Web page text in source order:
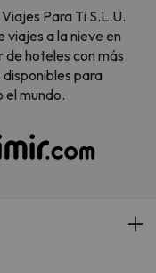
Para Ti S.L.U.
viajes a la nieve en
de hoteles con más
para
mundo.